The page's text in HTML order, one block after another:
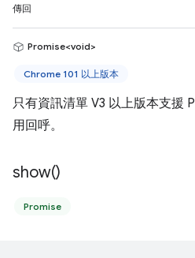
傳回
Promise<void>
Chrome 101 以上版本
只有資訊清單 V3 以上版本支援
用回呼。
show()
Promise